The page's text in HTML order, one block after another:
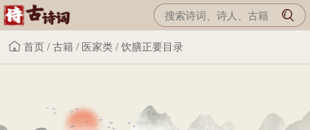
首页/古籍 / 医家类/饮膳正要目录